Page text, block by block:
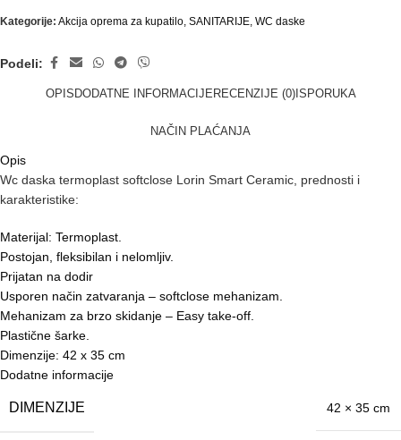
Kategorije: Akcija oprema za kupatilo, SANITARIJE, WC daske
Podeli:
OPIS DODATNE INFORMACIJE RECENZIJE (0)ISPORUKA
NAČIN PLAĆANJA
Opis
Wc daska termoplast softclose Lorin Smart Ceramic, prednosti i
karakteristike:
Materijal: Termoplast.
Postojan, fleksibilan i nelomljiv.
Prijatan na dodir
Usporen način zatvaranja – softclose mehanizam.
Mehanizam za brzo skidanje – Easy take-off.
Plastične šarke.
Dimenzije: 42 x 35 cm
Dodatne informacije
DIMENZIJE 42 × 35 cm